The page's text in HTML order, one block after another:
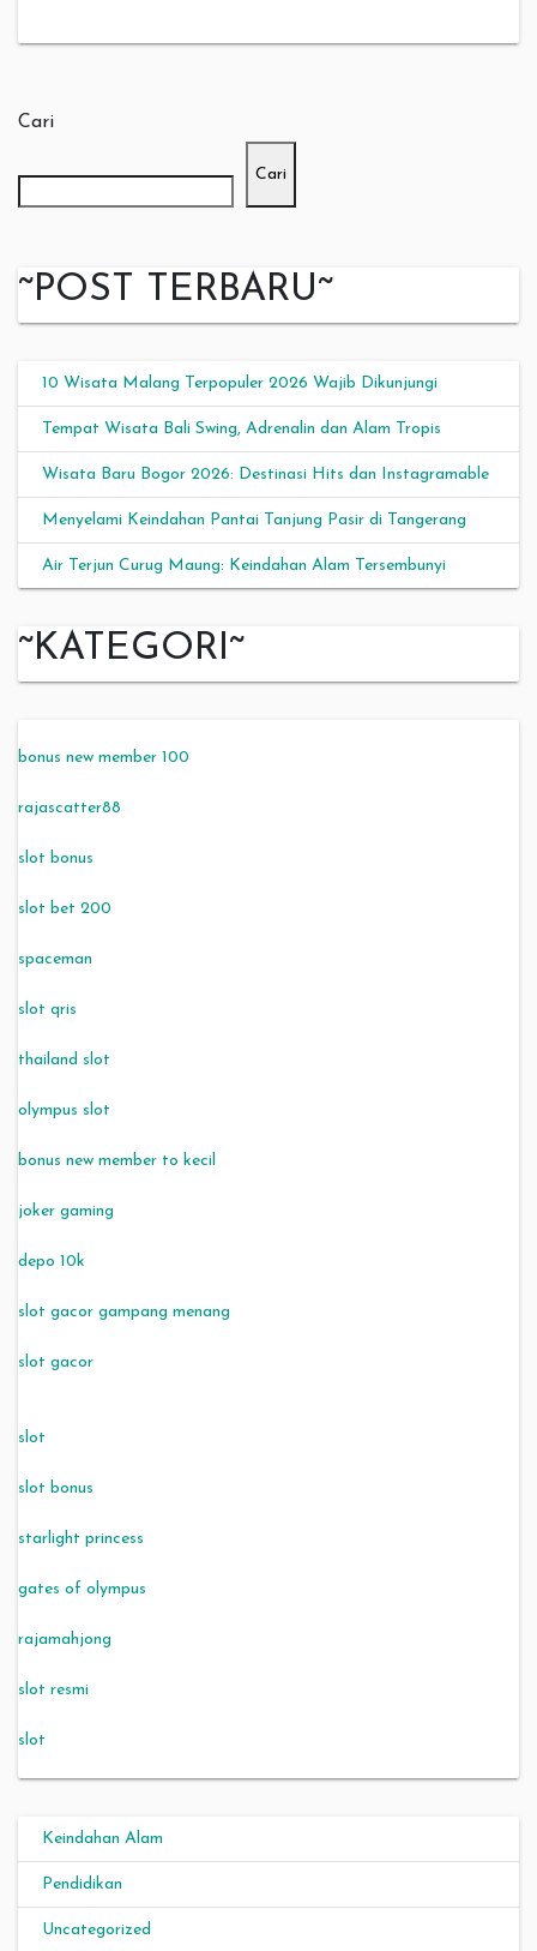
Cari
Cari
~POST TERBARU~
10 Wisata Malang Terpopuler 2026 Wajib Dikunjungi
Tempat Wisata Bali Swing, Adrenalin dan Alam Tropis
Wisata Baru Bogor 2026: Destinasi Hits dan Instagramable
Menyelami Keindahan Pantai Tanjung Pasir di Tangerang
Air Terjun Curug Maung: Keindahan Alam Tersembunyi
~KATEGORI~
bonus new member 100
rajascatter88
slot bonus
slot bet 200
spaceman
slot qris
thailand slot
olympus slot
bonus new member to kecil
joker gaming
depo 10k
slot gacor gampang menang
slot gacor
slot
slot bonus
starlight princess
gates of olympus
rajamahjong
slot resmi
slot
Keindahan Alam
Pendidikan
Uncategorized